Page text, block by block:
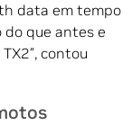
data em tempo
do que antes e
contou